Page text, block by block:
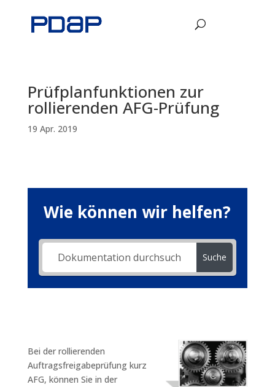
Prüfplanfunktionen zur
rollierenden AFG-Prüfung
19 Apr. 2019
Wie können wir helfen?
Suche
Bei der rollierenden
Auftragsfreigabeprüfung kurz
AFG, können Sie in der